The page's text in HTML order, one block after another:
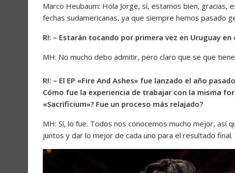
Marco Heubaum: Hola Jorge, sí, estamos bien,
fechas sudamericanas, ya que siempre hemos pasado
R!: – Estarán tocando por primera vez en Uruguay
MH: No mucho debo admitir, pero claro que se que
R!: – El EP «Fire And Ashes» fue lanzado el año
Cómo fue la experiencia de trabajar con la misma
«Sacrificium»? Fue un proceso más relajado?
MH: Sí, lo fue. Todos nos conocemos mucho mejor,
juntos y dar lo mejor de cada uno para el resultado final.